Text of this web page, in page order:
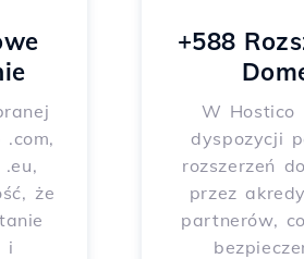
że
i
+588
W Hostico
dyspozycji
rozszerzeń
przez
partnerów,